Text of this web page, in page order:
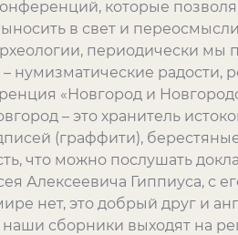
которые
в свет и
периодически мы
– нумизматические
«Новгород и
– это хранитель
(граффити),
что можно послушать
Алексеевича Гиппиуса, с
нет, это добрый друг и
наши сборники выходят на